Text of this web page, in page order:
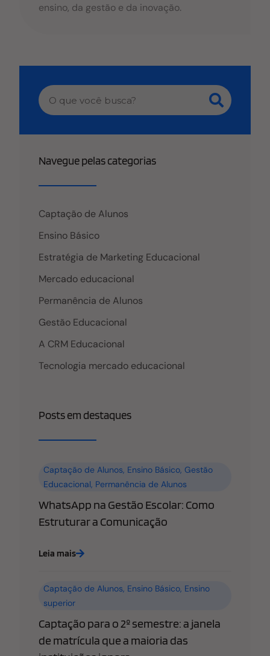
ensino, da gestão e da inovação.
Navegue pelas categorias
Captação de Alunos
Ensino Básico
Estratégia de Marketing Educacional
Mercado educacional
Permanência de Alunos
Gestão Educacional
A CRM Educacional
Tecnologia mercado educacional
Posts em destaques
Captação de Alunos, Ensino Básico,Gestão
Educacional, Permanência de Alunos
WhatsApp na Gestão Escolar: Como
Estruturar a Comunicação
Leia mais
Captação de Alunos, Ensino Básico, Ensino
superior
Captação para o 2º semestre: a janela
de matrícula que a maioria das